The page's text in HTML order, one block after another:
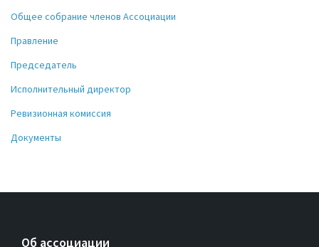
Общее собрание членов Ассоциации
Правление
Председатель
Исполнительный директор
Ревизионная комиссия
Документы
Об ассоциации